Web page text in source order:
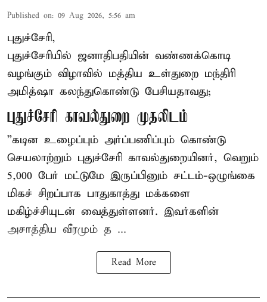
Published on: 09 Aug 2026, 5:56 am
புதுச்சேரி,
புதுச்சேரியில் ஜனாதிபதியின் வண்ணக்கொடி
வழங்கும் விழாவில் மத்திய உள்துறை மந்திரி
அமித்ஷா கலந்துகொண்டு பேசியதாவது;
புதுச்சேரி காவல்துறை முதலிடம்
”கடின உழைப்பும் அர்ப்பணிப்பும் கொண்டு
செயலாற்றும் புதுச்சேரி காவல்துறையினர், வெறும்
5,000 பேர் மட்டுமே இருப்பினும் சட்டம்-ஒழுங்கை
மிகச் சிறப்பாக பாதுகாத்து மக்களை
மகிழ்ச்சியுடன் வைத்துள்ளனர். இவர்களின்
அசாத்திய வீரமும் த ...
Read More